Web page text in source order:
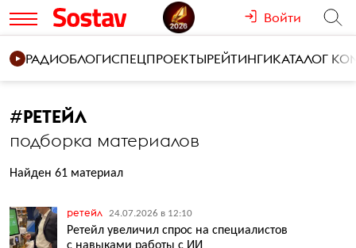
Войти
РАДИОБЛОГИСПЕЦПРОЕКТЫРЕЙТИНГИКАТАЛОГ
#РЕТЕЙЛ
подборка материалов
Найден 61 материал
ретейл 24.07.2026 в 12:10
Ретейл увеличил спрос на специалистов